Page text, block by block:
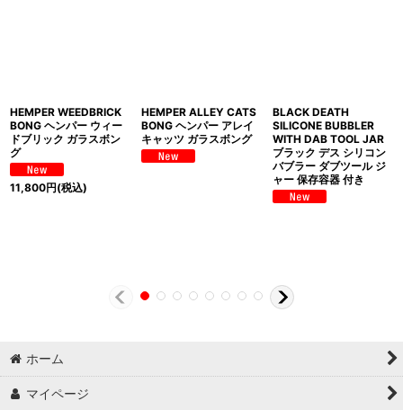
HEMPER WEEDBRICK
BONG ヘンパー ウィー
ドブリック ガラスボン
グ
11,800円(税込)
HEMPER ALLEY CATS
BONG ヘンパー アレイ
キャッツ ガラスボング
BLACK DEATH
SILICONE BUBBLER
WITH DAB TOOL JAR
ブラック デス シリコン
バブラー ダブツール ジ
ャー 保存容器 付き
ホーム
マイページ